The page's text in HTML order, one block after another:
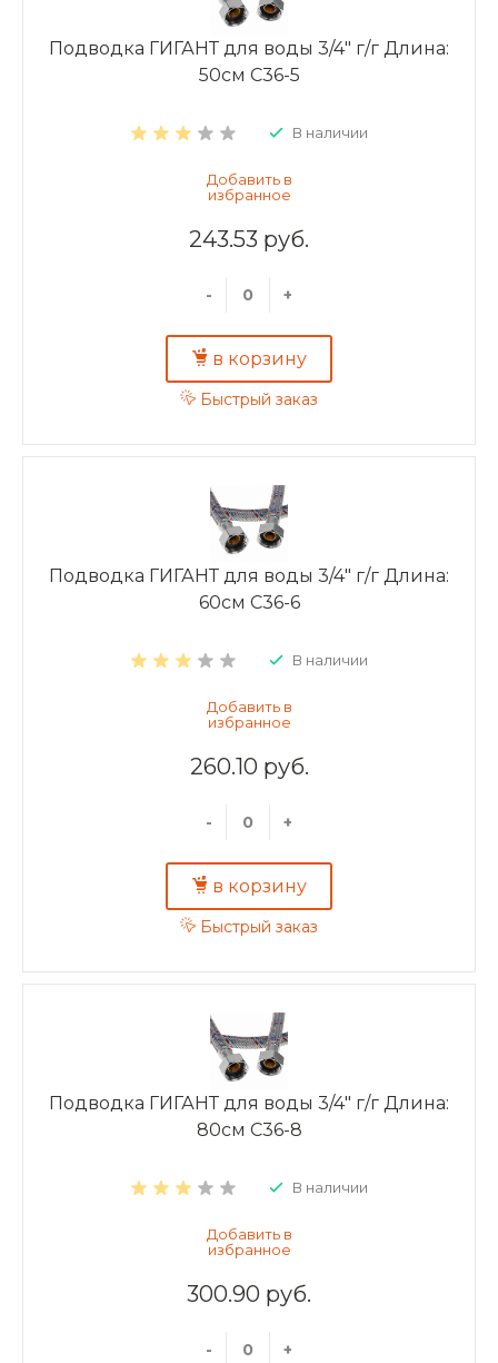
Подводка ГИГАНТ для воды 3/4" г/г Длина:
50см C36-5
В наличии
243.53 руб.
- +
в корзину
Быстрый заказ
Подводка ГИГАНТ для воды 3/4" г/г Длина:
60см C36-6
В наличии
260.10 руб.
- +
в корзину
Быстрый заказ
Подводка ГИГАНТ для воды 3/4" г/г Длина:
80см C36-8
В наличии
300.90 руб.
- +